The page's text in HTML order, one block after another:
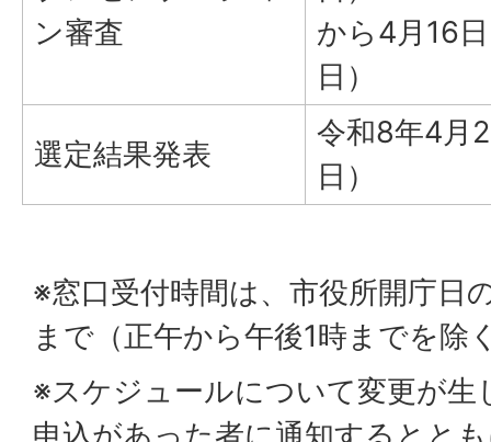
ン審査
から4月16
日）
選定結果発表
令和8年4月
日）
※窓口受付時間は、市役所開庁日
まで（正午から午後1時までを除
※スケジュールについて変更が生